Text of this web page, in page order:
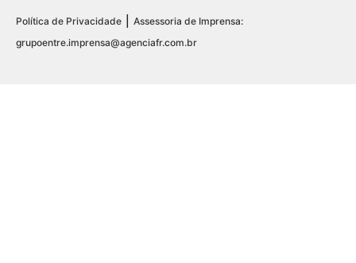
Política de Privacidade
Assessoria de Imprensa:
grupoentre.imprensa@agenciafr.com.br